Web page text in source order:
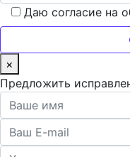
Даю согласие на
×
Предложить